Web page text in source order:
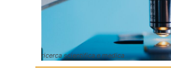
ricerca scientifica e medica